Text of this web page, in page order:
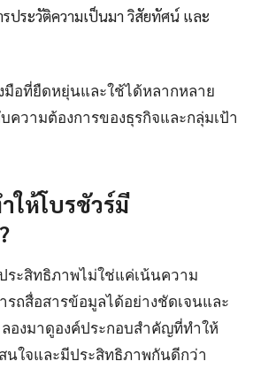
ประวัติความเป็นมา วิสัยทัศน์ และ
มือที่ยืดหยุ่นและใช้ได้หลากหลาย
ความต้องการของธุรกิจและกลุ่มเป้า
ให้โบรชัวร์มี
ระสิทธิภาพไม่ใช่แค่เน้นความ
รถสื่อสารข้อมูลได้อย่างชัดเจนและ
องมาดูองค์ประกอบสำคัญที่ทำให้
นใจและมีประสิทธิภาพกันดีกว่า